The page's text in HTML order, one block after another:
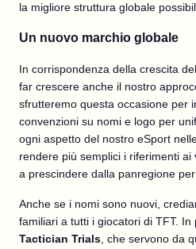
la migliore struttura globale
Un nuovo marchio globale
In corrispondenza della crescita
far crescere anche il nostro
sfrutteremo questa occasione per
convenzioni su nomi e logo per
ogni aspetto del nostro eSport
rendere più semplici i riferimenti ai
a prescindere dalla panregione per
Anche se i nomi sono nuovi,
familiari a tutti i giocatori di TFT.
Tactician Trials , che servono da